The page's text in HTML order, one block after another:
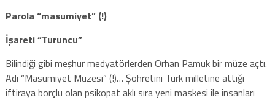
Parola “masumiyet” (!)
İşareti “Turuncu”
Bilindiği gibi meşhur medyatörlerden Orhan Pamuk bir müze açtı.
Adı “Masumiyet Müzesi” (!)… Şöhretini Türk milletine attığı
iftiraya borçlu olan psikopat aklı sıra yeni maskesi ile insanları